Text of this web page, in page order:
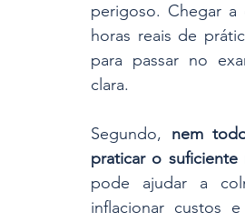
perigoso. Chegar a
horas reais de
para passar no
clara.
Segundo, nem
praticar o suficiente
pode ajudar a
inflacionar custos